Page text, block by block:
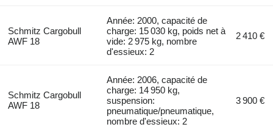
Schmitz Cargobull
AWF 18
Année: 2000, capacité de
charge: 15 030 kg, poids net à
vide: 2 975 kg, nombre
d'essieux: 2
2 410 €
Schmitz Cargobull
AWF 18
Année: 2006, capacité de
charge: 14 950 kg,
suspension:
pneumatique/pneumatique,
nombre d'essieux: 2
3 900 €